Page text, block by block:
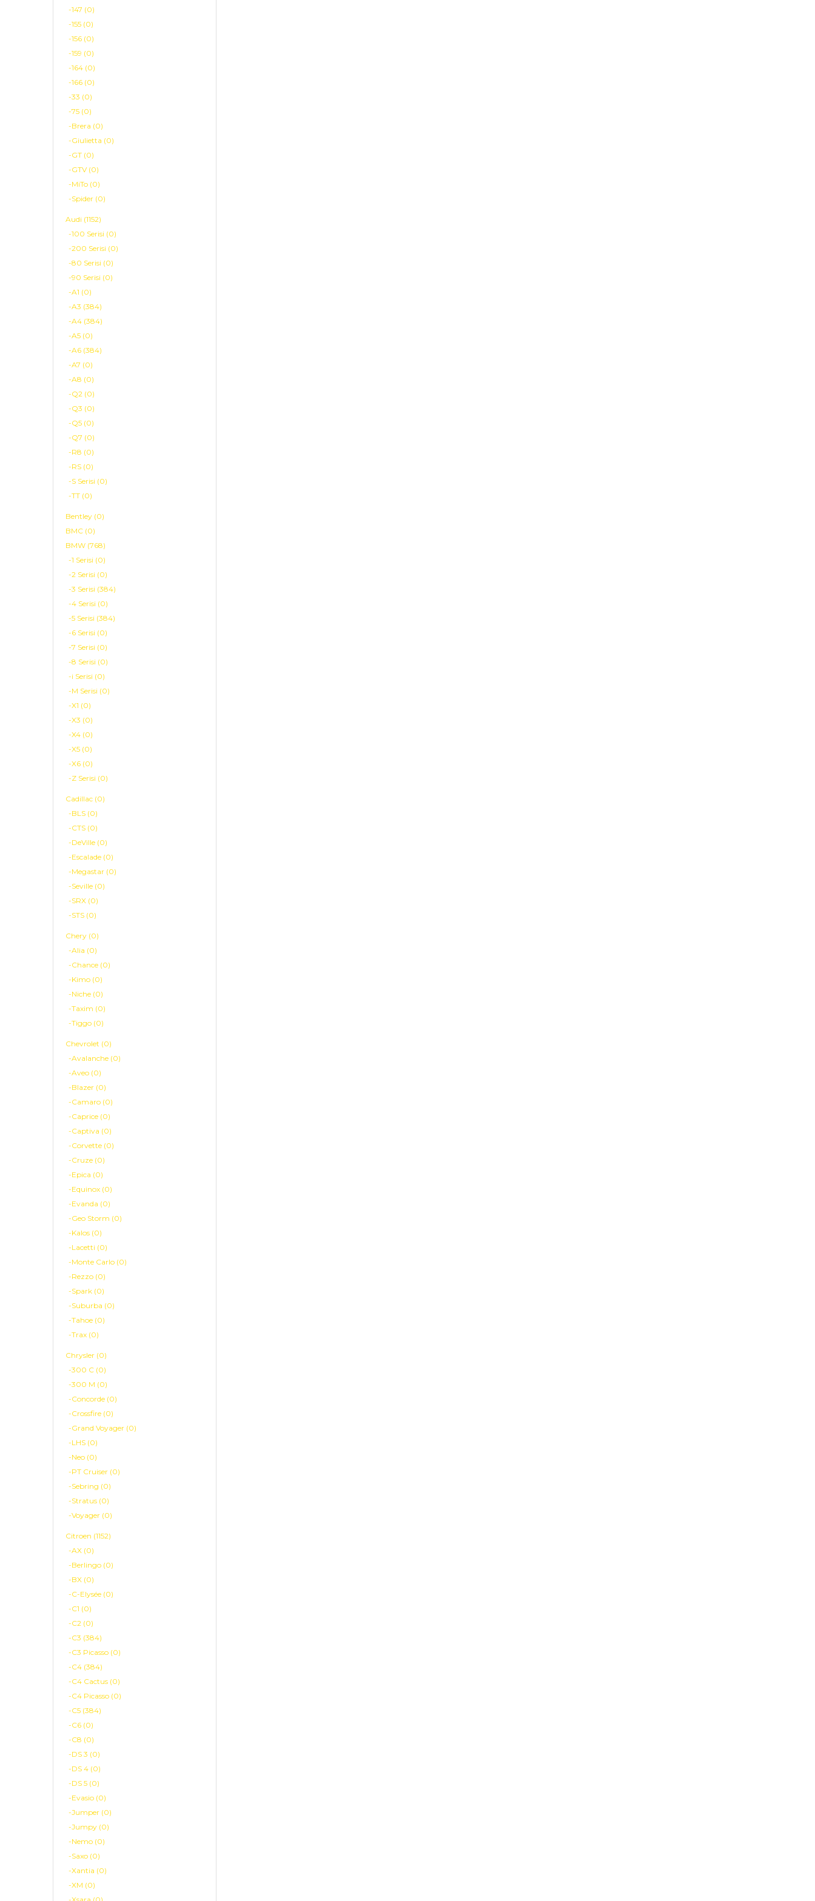
-147 (0)
-155 (0)
-156 (0)
-159 (0)
-164 (0)
-166 (0)
-33 (0)
-75 (0)
-Brera (0)
-Giulietta (0)
-GT (0)
-GTV (0)
-MiTo (0)
-Spider (0)
Audi (1152)
-100 Serisi (0)
-200 Serisi (0)
-80 Serisi (0)
-90 Serisi (0)
-A1 (0)
-A3 (384)
-A4 (384)
-A5 (0)
-A6 (384)
-A7 (0)
-A8 (0)
-Q2 (0)
-Q3 (0)
-Q5 (0)
-Q7 (0)
-R8 (0)
-RS (0)
-S Serisi (0)
-TT (0)
Bentley (0)
BMC (0)
BMW (768)
-1 Serisi (0)
-2 Serisi (0)
-3 Serisi (384)
-4 Serisi (0)
-5 Serisi (384)
-6 Serisi (0)
-7 Serisi (0)
-8 Serisi (0)
-i Serisi (0)
-M Serisi (0)
-X1 (0)
-X3 (0)
-X4 (0)
-X5 (0)
-X6 (0)
-Z Serisi (0)
Cadillac (0)
-BLS (0)
-CTS (0)
-DeVille (0)
-Escalade (0)
-Megastar (0)
-Seville (0)
-SRX (0)
-STS (0)
Chery (0)
-Alia (0)
-Chance (0)
-Kimo (0)
-Niche (0)
-Taxim (0)
-Tiggo (0)
Chevrolet (0)
-Avalanche (0)
-Aveo (0)
-Blazer (0)
-Camaro (0)
-Caprice (0)
-Captiva (0)
-Corvette (0)
-Cruze (0)
-Epica (0)
-Equinox (0)
-Evanda (0)
-Geo Storm (0)
-Kalos (0)
-Lacetti (0)
-Monte Carlo (0)
-Rezzo (0)
-Spark (0)
-Suburba (0)
-Tahoe (0)
-Trax (0)
Chrysler (0)
-300 C (0)
-300 M (0)
-Concorde (0)
-Crossfire (0)
-Grand Voyager (0)
-LHS (0)
-Neo (0)
-PT Cruiser (0)
-Sebring (0)
-Stratus (0)
-Voyager (0)
Citroen (1152)
-AX (0)
-Berlingo (0)
-BX (0)
-C-Elysée (0)
-C1 (0)
-C2 (0)
-C3 (384)
-C3 Picasso (0)
-C4 (384)
-C4 Cactus (0)
-C4 Picasso (0)
-C5 (384)
-C6 (0)
-C8 (0)
-DS 3 (0)
-DS 4 (0)
-DS 5 (0)
-Evasio (0)
-Jumper (0)
-Jumpy (0)
-Nemo (0)
-Saxo (0)
-Xantia (0)
-XM (0)